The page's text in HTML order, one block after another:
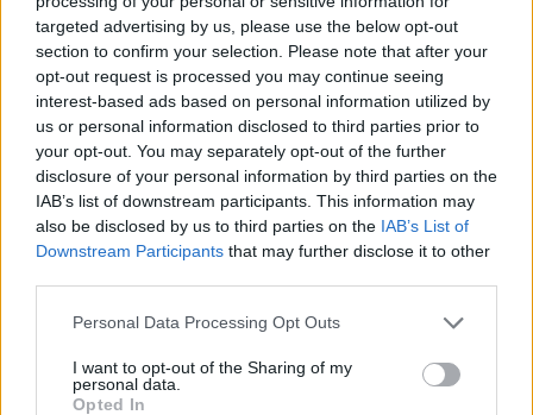
targeted advertising by us, please use the below opt-out
section to confirm your selection. Please note that after your
opt-out request is processed you may continue seeing
interest-based ads based on personal information utilized by
us or personal information disclosed to third parties prior to
your opt-out. You may separately opt-out of the further
disclosure of your personal information by third parties on the
IAB’s list of downstream participants. This information may
also be disclosed by us to third parties on the IAB’s List of
Downstream Participants that may further disclose it to other
Personal Data Processing Opt Outs
I want to opt-out of the Sharing of my
personal data.
Opted In
Marso sraigtasparnis
„Ingenuity“ apgadintas: po
trejų metų jo 30 dienų misija
pagaliau baigta
metais
buvo
gali
Per beveik 20 tyrimų metų „Mars Express“
pateikė įspūdingų Raudonosios planetos
vaizdų ir identifikavo vandens istoriją jos